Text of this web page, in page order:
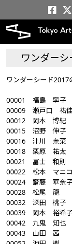
ト
ワンダー
ワンダーシード2017
00001 福島 寧子
00009 瀬戸口 祐佳
00012 岡本 博紀
00015 沼野 伸子
00016 津川 奈菜
00018 栗原 祐太
00021 冨士 和則
00022 松本 マニコ
00024 齋藤 華奈
00028 松尾 龍
00032 深田 桃子
00039 岡本 裕希
00042 九鬼 知也
00043 山田 茜